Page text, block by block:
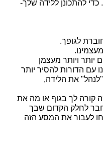
להתכונן ללידה שלך-
לגופך.
יותר ויותר מעצמן
עם הדורות להסיר יותר
את הלידה,
קורה לך בגוף או מה את
לחלק הקדום שבך
לעבור את המסע הזה